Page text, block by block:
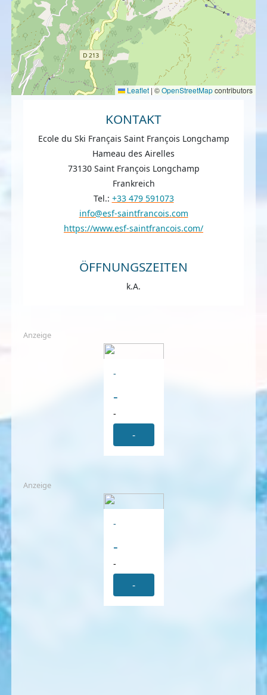
Leaflet | ©OpenStreetMapcontributors
KONTAKT
Ecole du Ski Français Saint François Longchamp
Hameau des Airelles
73130 Saint François Longchamp
Frankreich
Tel.: +33 479 591073
info@esf-saintfrancois.com
https://www.esf-saintfrancois.com/
ÖFFNUNGSZEITEN
k.A.
Anzeige
-
-
-
-
Anzeige
-
-
-
-